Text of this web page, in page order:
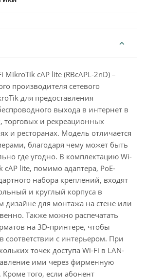
MikroTik cAP lite (RBcAPL-2nD) –
производителя сетевого
для предоставления
выхода в интернет в
и рекреационных
и ресторанах. Модель отличается
благодаря чему может быть
где угодно. В комплектацию Wi-
cAP lite, помимо адаптера, PoE-
набора креплений, входят
и круглый корпуса в
для монтажа на стене или
Также можно распечатать
на 3D-принтере, чтобы
соответствии с интерьером. При
точек доступа Wi-Fi в LAN-
ими через фирменную
Кроме того, если абонент